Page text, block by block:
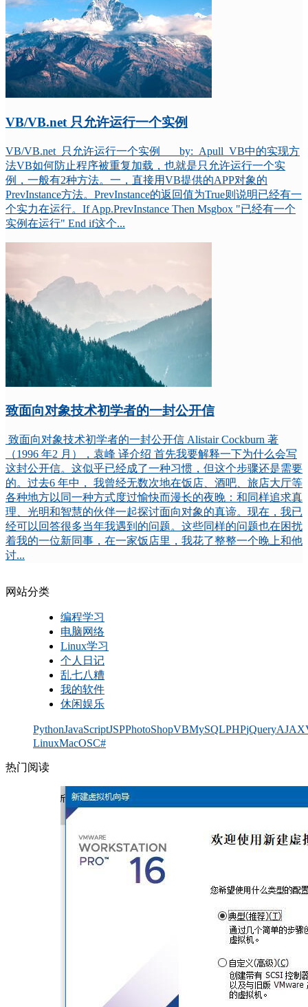
VB/VB.net 只允许运行一个实例
VB/VB.net 只允许运行一个实例 by: Apull VB中的实现方
法VB如何防止程序被重复加载，也就是只允许运行一个实
例，一般有2种方法。一，直接用VB提供的APP对象的
PrevInstance方法。PrevInstance的返回值为True则说明已经有一
个实力在运行。If App.PrevInstance Then Msgbox "已经有一个
实例在运行" End if这个...
致面向对象技术初学者的一封公开信
致面向对象技术初学者的一封公开信 Alistair Cockburn 著
（1996 年2 月），袁峰 译介绍 首先我要解释一下为什么会写
这封公开信。这似乎已经成了一种习惯，但这个步骤还是需要
的。过去6 年中， 我曾经无数次地在饭店、酒吧、旅店大厅等
各种地方以同一种方式度过愉快而漫长的夜晚：和同样追求真
理、光明和智慧的伙伴一起探讨面向对象的真谛。现在，我已
经可以回答很多当年我遇到的问题。这些同样的问题也在困扰
着我的一位新同事，在一家饭店里，我花了整整一个晚上和他
讨...
网站分类
编程学习
电脑网络
Linux学习
个人日记
乱七八糟
我的软件
休闲娱乐
PythonJavaScriptJSPPhotoShopVBMySQLPHPjQueryAJAX
LinuxMacOSC#
热门阅读